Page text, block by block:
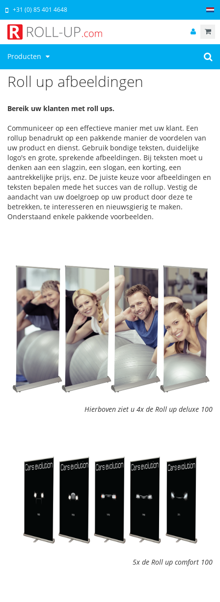
Producten
+31 (0) 85 401 4648
Roll up afbeeldingen
Bereik uw klanten met roll ups.
Communiceer op een effectieve manier met uw klant. Een
rollup benadrukt op een pakkende manier de voordelen van
uw product en dienst. Gebruik bondige teksten, duidelijke
logo's en grote, sprekende afbeeldingen. Bij teksten moet u
denken aan een slagzin, een slogan, een korting, een
aantrekkelijke prijs, enz. De juiste keuze voor afbeeldingen en
teksten bepalen mede het succes van de rollup. Vestig de
aandacht van uw doelgroep op uw product door deze te
betrekken, te interesseren en nieuwsgierig te maken.
Onderstaand enkele pakkende voorbeelden.
Hierboven ziet u 4x de Roll up deluxe 100
5x de Roll up comfort 100